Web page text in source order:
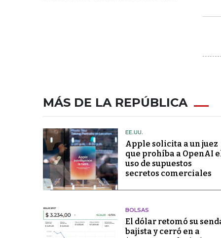
MÁS DE LA REPÚBLICA
EE.UU.
Apple solicita a un juez
que prohíba a OpenAI
uso de supuestos
secretos comerciales
BOLSAS
El dólar retomó su
bajista y cerró en a